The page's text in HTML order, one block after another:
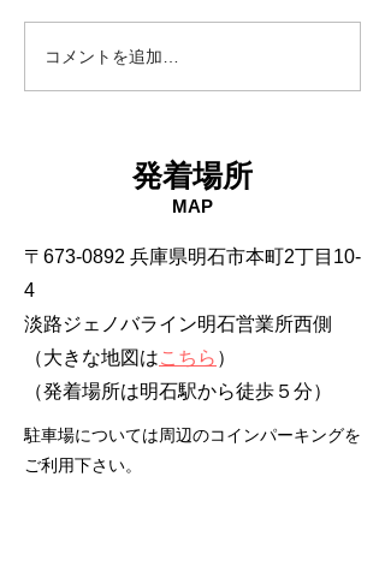
コメントを追加…
発着場所
MAP
〒673-0892 兵庫県明石市本町2丁目10-
4
淡路ジェノバライン明石営業所西側
（大きな地図はこちら ）
​（発着場所は明石駅から徒歩５分）
駐車場については周辺のコインパーキングを
ご利用下さい。